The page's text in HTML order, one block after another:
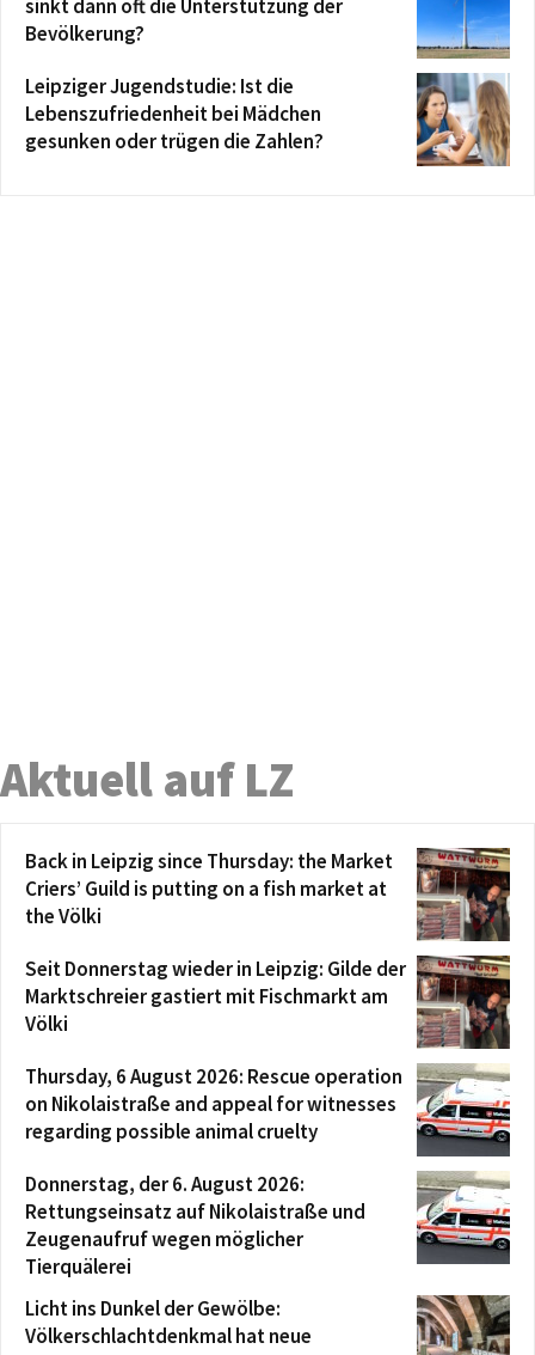
sinkt dann oft die Unterstützung der
Bevölkerung?
Leipziger Jugendstudie: Ist die
Lebenszufriedenheit bei Mädchen
gesunken oder trügen die Zahlen?
Aktuell auf LZ
Back in Leipzig since Thursday: the Market
Criers’ Guild is putting on a fish market at
the Völki
Seit Donnerstag wieder in Leipzig: Gilde der
Marktschreier gastiert mit Fischmarkt am
Völki
Thursday, 6 August 2026: Rescue operation
on Nikolaistraße and appeal for witnesses
regarding possible animal cruelty
Donnerstag, der 6. August 2026:
Rettungseinsatz auf Nikolaistraße und
Zeugenaufruf wegen möglicher
Tierquälerei
Licht ins Dunkel der Gewölbe:
Völkerschlachtdenkmal hat neue